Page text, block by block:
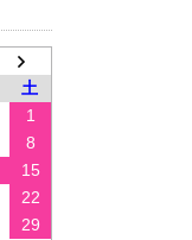
土
1
8
15
22
29